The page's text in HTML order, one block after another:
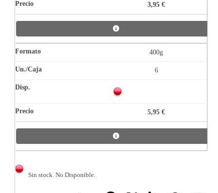
3,95 €
400g
6
5,95 €
Sin stock. No Disponible.